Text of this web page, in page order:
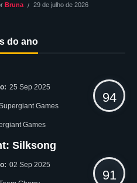
Bruna 29 de julho de 2026
do ano
25 Sep 2025
Games
Games
94
Silksong
02 Sep 2025
91